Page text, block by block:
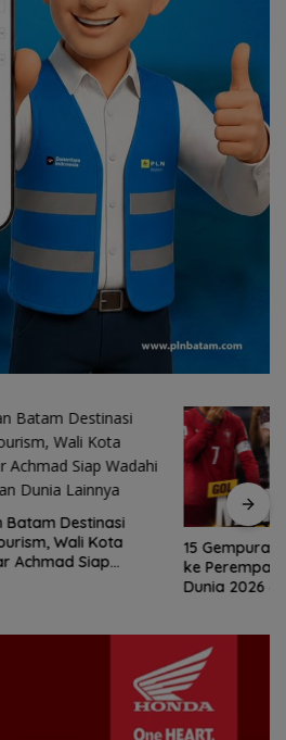
15 Gempuran Antar Spanyol
ke Perempat Final Piala
Dunia 2026 (Ronaldo Angkat